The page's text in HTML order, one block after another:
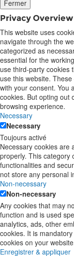
Fermer
Privacy Overview
This website uses
navigate through the
categorized as
essential for the
use third-party cookies
use this website.
with your consent. You
cookies. But opting out
browsing experience.
Necessary
Necessary
Toujours activé
Necessary cookies are
properly. This category
functionalities and
not store any personal
Non-necessary
Non-necessary
Any cookies that may
function and is used
analytics, ads, other
cookies. It is
cookies on your
Enregistrer & appliquer